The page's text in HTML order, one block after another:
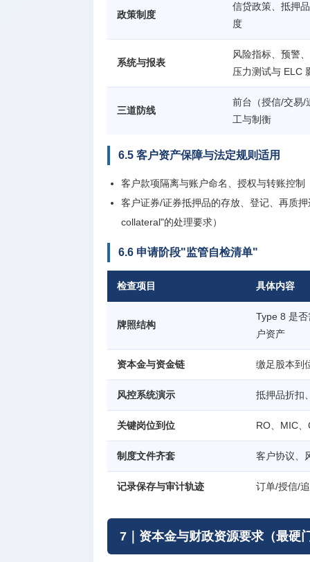
政策制度
信贷政策、抵押
度
系统与报表
风险指标、预警
压力测试与 ELC
三道防线
前台（授信/交易
工与制衡
6.5 客户资产保障与法定规则适用
客户款项隔离与账户命名、授权与转账控
客户证券/证券抵押品的存放、登记、再质
collateral"的处理要求）
6.6 申请阶段"监管自检清单"
检查项目 具体内容
牌照结构
Type 8 是
户资产
资本金与资金链 缴足股本到
风控系统演示 抵押品折扣
关键岗位到位 RO、MIC
制度文件齐套 客户协议、
记录保存与审计轨迹 订单/授信/
7｜资本金与财政资源要求（最硬